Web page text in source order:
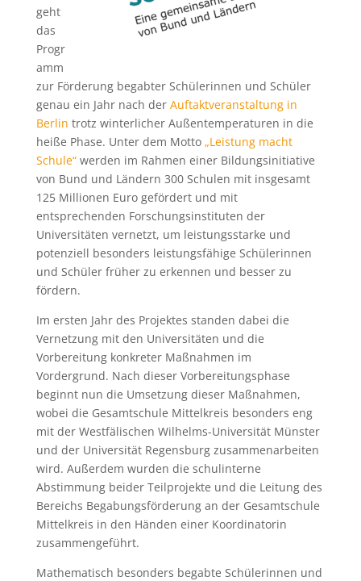
geht
das
Progr
amm
zur Förderung begabter Schülerinnen und Schüler
genau ein Jahr nach der Auftaktveranstaltung in
Berlin trotz winterlicher Außentemperaturen in die
heiße Phase. Unter dem Motto „Leistung macht
Schule“werden im Rahmen einer Bildungsinitiative
von Bund und Ländern 300 Schulen mit insgesamt
125 Millionen Euro gefördert und mit
entsprechenden Forschungsinstituten der
Universitäten vernetzt, um leistungsstarke und
potenziell besonders leistungsfähige Schülerinnen
und Schüler früher zu erkennen und besser zu
fördern.
Im ersten Jahr des Projektes standen dabei die
Vernetzung mit den Universitäten und die
Vorbereitung konkreter Maßnahmen im
Vordergrund. Nach dieser Vorbereitungsphase
beginnt nun die Umsetzung dieser Maßnahmen,
wobei die Gesamtschule Mittelkreis besonders eng
mit der Westfälischen Wilhelms-Universität Münster
und der Universität Regensburg zusammenarbeiten
wird. Außerdem wurden die schulinterne
Abstimmung beider Teilprojekte und die Leitung des
Bereichs Begabungsförderung an der Gesamtschule
Mittelkreis in den Händen einer Koordinatorin
zusammengeführt.
Mathematisch besonders begabte Schülerinnen und